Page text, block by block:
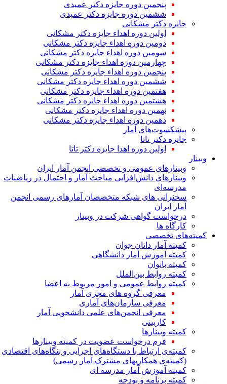
پنجمین دوره جایزه دکتر عمیدی
ششمین دوره جایزه دکتر عمیدی
جایزه دکتر مشکانی
اولین دوره اهداء جایزه دکتر مشکانی
دومین دوره اهداء جایزه دکتر مشکانی
سومین دوره اهداء جایزه دکتر مشکانی
چهارمین دوره اهداء جایزه دکتر مشکانی
پنجمین دوره اهداء جایزه دکتر مشکانی
ششمین دوره اهداء جایزه دکتر مشکانی
هفتمین دوره اهداء جایزه دکتر مشکانی
هشتمین دوره اهداء جایزه دکتر مشکانی
نهمین دوره اهداء جایزه دکتر مشکانی
دهمین دوره اهداء جایزه دکتر مشکانی
پیشکسوت‌های آمار
جایزه دکتر تاتا
اولین دوره اهدا جایزه دکتر تاتا
وبینار
وبینارهای عمومی و تخصصی انجمن آمار ایران
وبینارهای دانش‌افزایی مباحث آمار و احتمال در ریاضیات
مدرسه‌ای
سخنرانی های شبکه متخصصان آمارهای رسمی انجمن
آمار ایران
درخواست گواهی شرکت در وبینار
کارگاه ها
کمیته‌های تخصصی
کمیته آمار دانان جوان
کمیته آموزش آمار دانشگاهی
کمیته بانوان
کمیته روابط بین‌الملل
کمیته روابط عمومی و امور مربوط به اعضا
معرفی گروه های مجری آمار
معرفی سازمان‌های آماری
معرفی انجمن‌های علمی دانشجویی آمار
کاربینی
کمیته وبینارها
فرم درخواست عضویت در کمیته وبینارها
کمیته‌ی ارتباط با دستگاه‌های اجرایی و بنگاه‌های اقتصادی
(کمیته‌ی همکاریهای مشترک آمار رسمی)
کمیته آموزش آمار مدرسه ای
کمیته برنامه و بودجه